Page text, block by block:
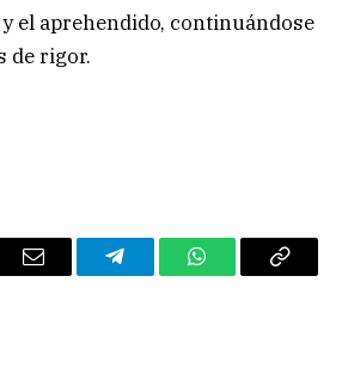
el aprehendido, continuándose
de rigor.
Email TelegramWhatsAppCopy